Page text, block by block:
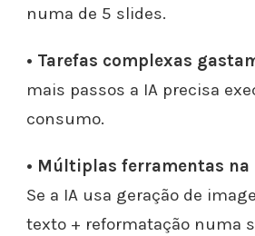
numa de 5 slides.
• Tarefas complexas
mais passos a IA precisa
consumo.
• Múltiplas ferramentas na
Se a IA usa geração de
texto + reformatação numa